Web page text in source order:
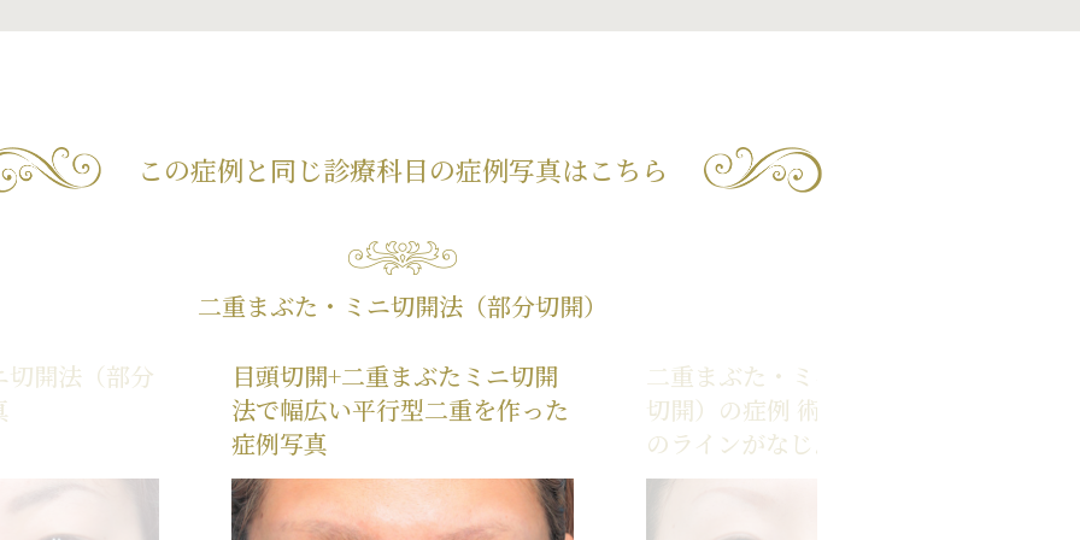
この症例と同じ診療科目の症例写真はこちら
二重まぶた・ミニ切開法（部分切開）
切開法（部分
目頭切開+二重まぶたミニ切開
法で幅広い平行型二重を作った
症例写真
二重まぶた・ミニ切開法（部分
切開）の症例 術後1ヶ月、二重
のラインがなじんだ20代女性